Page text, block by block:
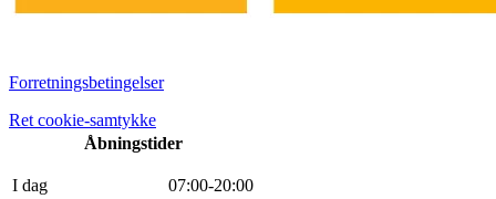
Forretningsbetingelser
Ret cookie-samtykke
Åbningstider
I dag 07:00-20:00